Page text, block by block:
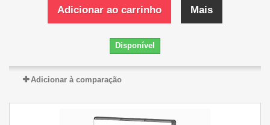
Adicionar ao carrinho Mais
Disponível
Adicionar à comparação